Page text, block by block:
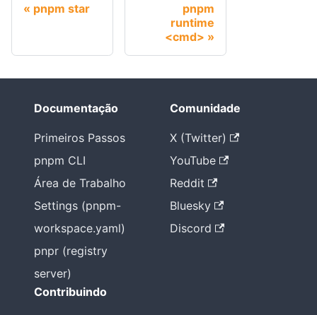
pnpm star
pnpm
runtime
<cmd>
Documentação
Primeiros Passos
pnpm CLI
Área de Trabalho
Settings (pnpm-
workspace.yaml)
pnpr (registry
server)
Comunidade
X (Twitter)
YouTube
Reddit
Bluesky
Discord
Contribuindo